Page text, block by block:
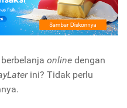
online dengan
ini? Tidak perlu